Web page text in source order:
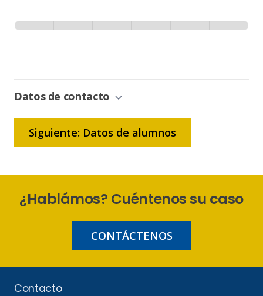
-
Bonificación
Datos de contacto
Siguiente: Datos de alumnos
¿Hablámos? Cuéntenos su caso
CONTÁCTENOS
Contacto